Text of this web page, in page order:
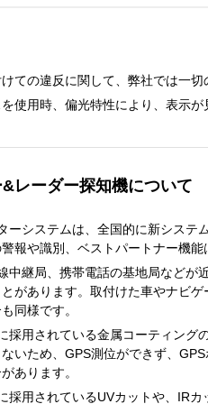
ての違反に関して、弊社では一切
使用時、偏光特性により、表示が
レーダー探知機について
ーシステムは、全国的に新システ
報や識別、ベストパートナー機能
中継局、携帯電話の基地局などが
があります。取付けた車やナビ
同様です。
採用されている金属コーティング
いため、GPS測位ができず、
あります。
採用されているUVカットや、IR